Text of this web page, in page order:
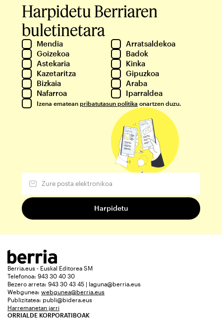
Harpidetu Berriaren
buletinetara
Mendia
Arratsaldekoa
Goizekoa
Badok
Astekaria
Kinka
Kazetaritza
Gipuzkoa
Bizkaia
Araba
Nafarroa
Iparraldea
Izena ematean pribatutasun politika onartzen duzu.
Berria.eus - Euskal Editorea SM
Telefonoa: 943 30 40 30
Bezero arreta: 943 30 43 45 | laguna@berria.eus
Webgunea: webgunea@berria.eus
Publizitatea: publi@bidera.eus
Harremanetan jarri
ORRIALDE KORPORATIBOAK